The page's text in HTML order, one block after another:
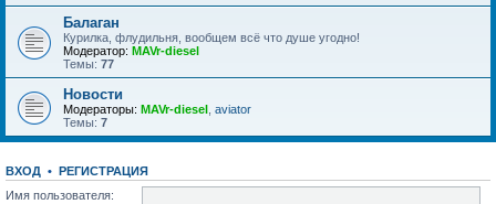
Балаган
Курилка, флудильня, вообщем всё что душе угодно!
Модератор: MAVr-diesel
Темы: 77
Новости
Модераторы: MAVr-diesel aviator
Темы: 7
ВХОД • РЕГИСТРАЦИЯ
Имя пользователя: